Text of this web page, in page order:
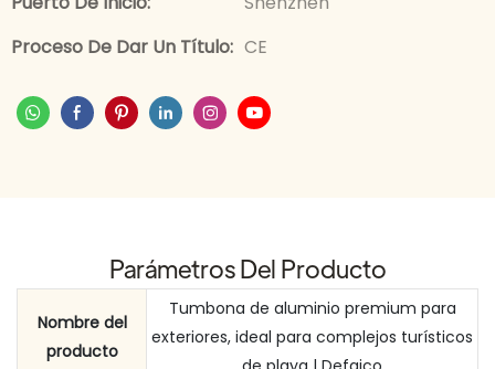
Proceso De Dar Un Título: CE
Parámetros Del Producto
Nombre del
producto
Tumbona de aluminio premium para
exteriores, ideal para complejos turísticos